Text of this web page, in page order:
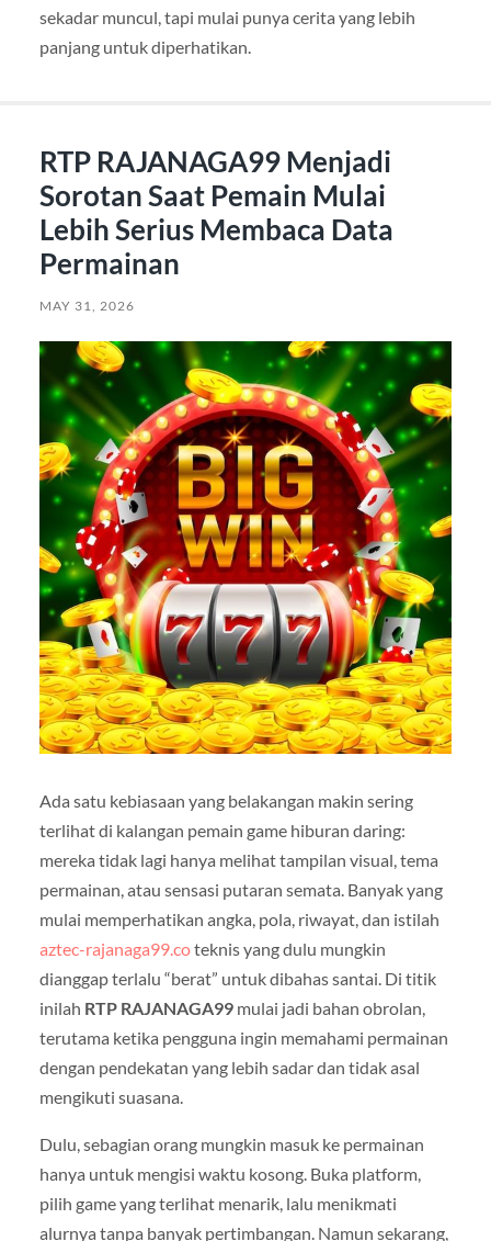
sekadar muncul, tapi mulai punya cerita yang lebih
panjang untuk diperhatikan.
RTP RAJANAGA99 Menjadi
Sorotan Saat Pemain Mulai
Lebih Serius Membaca Data
Permainan
MAY 31, 2026
Ada satu kebiasaan yang belakangan makin sering
terlihat di kalangan pemain game hiburan daring:
mereka tidak lagi hanya melihat tampilan visual, tema
permainan, atau sensasi putaran semata. Banyak yang
mulai memperhatikan angka, pola, riwayat, dan istilah
aztec-rajanaga99.coteknis yang dulu mungkin
dianggap terlalu “berat” untuk dibahas santai. Di titik
inilah RTP RAJANAGA99mulai jadi bahan obrolan,
terutama ketika pengguna ingin memahami permainan
dengan pendekatan yang lebih sadar dan tidak asal
mengikuti suasana.
Dulu, sebagian orang mungkin masuk ke permainan
hanya untuk mengisi waktu kosong. Buka platform,
pilih game yang terlihat menarik, lalu menikmati
alurnya tanpa banyak pertimbangan. Namun sekarang,